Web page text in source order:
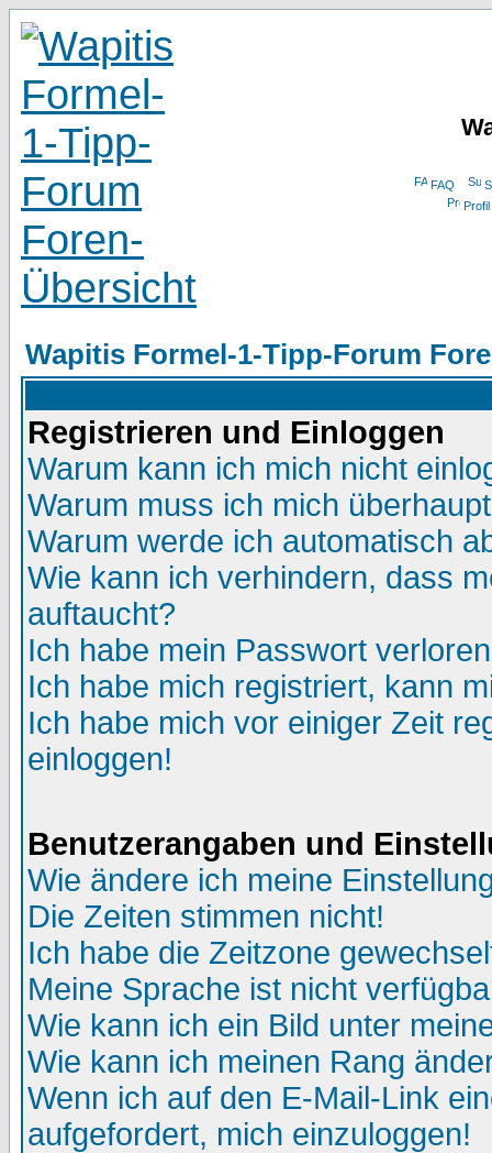
FAQ
Profil
Wapitis Formel-1-Tipp-Forum
Registrieren und Einloggen
Warum kann ich mich nicht
Warum muss ich mich
Warum werde ich automatisch
Wie kann ich verhindern, dass
auftaucht?
Ich habe mein Passwort
Ich habe mich registriert, kann
Ich habe mich vor einiger Zeit
einloggen!
Benutzerangaben und
Wie ändere ich meine
Die Zeiten stimmen nicht!
Ich habe die Zeitzone
Meine Sprache ist nicht
Wie kann ich ein Bild unter
Wie kann ich meinen Rang
Wenn ich auf den E-Mail-Link
aufgefordert, mich einzuloggen!